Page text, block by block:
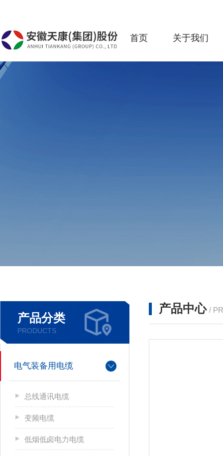
首页 关于我们
产品分类
PRODUCTS
电气装备用电缆
总线通讯电缆
变频电缆
低烟低卤电力电缆
产品中心 /